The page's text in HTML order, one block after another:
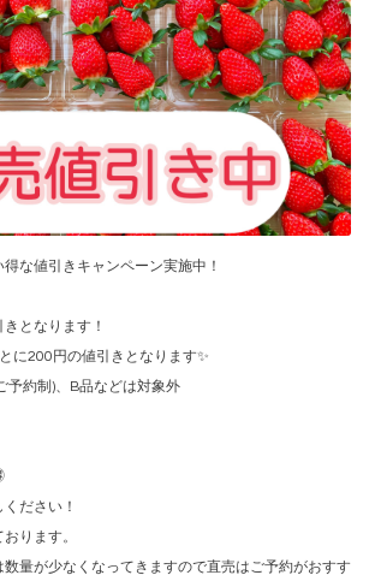
な値引きキャンペーン実施中！
となります！
に200円の値引きとなります✨
予約制)、B品などは対象外
ださい！
ります。
量が少なくなってきますので直売はご予約がおすす